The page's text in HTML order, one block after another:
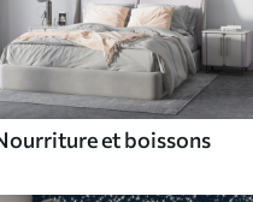
et boissons